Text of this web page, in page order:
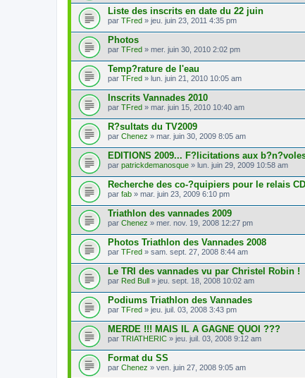
Liste des inscrits en date du 22 juin
par TFred » jeu. juin 23, 2011 4:35 pm
Photos
par TFred » mer. juin 30, 2010 2:02 pm
Temp?rature de l'eau
par TFred » lun. juin 21, 2010 10:05 am
Inscrits Vannades 2010
par TFred » mar. juin 15, 2010 10:40 am
R?sultats du TV2009
par Chenez » mar. juin 30, 2009 8:05 am
EDITIONS 2009... F?licitations aux
par patrickdemanosque » lun. juin 29, 2009 10:58 am
Recherche des co-?quipiers pour le relais CD
par fab » mar. juin 23, 2009 6:10 pm
Triathlon des vannades 2009
par Chenez » mer. nov. 19, 2008 12:27 pm
Photos Triathlon des Vannades 2008
par TFred » sam. sept. 27, 2008 8:44 am
Le TRI des vannades vu par Christel Robin !
par Red Bull » jeu. sept. 18, 2008 10:02 am
Podiums Triathlon des Vannades
par TFred » jeu. juil. 03, 2008 3:43 pm
MERDE !!! MAIS IL A GAGNE QUOI ???
par TRIATHERIC » jeu. juil. 03, 2008 9:12 am
Format du SS
par Chenez » ven. juin 27, 2008 9:05 am